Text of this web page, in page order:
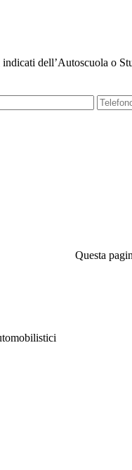
dell’Autoscuola o
Questa